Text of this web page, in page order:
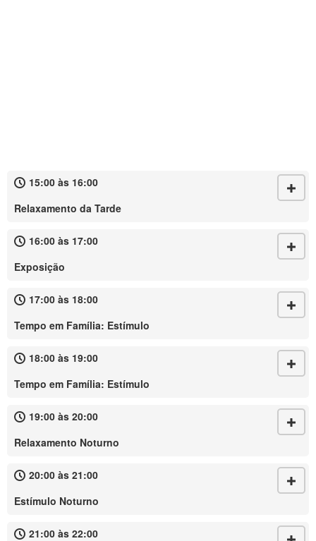
15:00 às 16:00
Relaxamento da Tarde
16:00 às 17:00
Exposição
17:00 às 18:00
Tempo em Família: Estímulo
18:00 às 19:00
Tempo em Família: Estímulo
19:00 às 20:00
Relaxamento Noturno
20:00 às 21:00
Estímulo Noturno
21:00 às 22:00